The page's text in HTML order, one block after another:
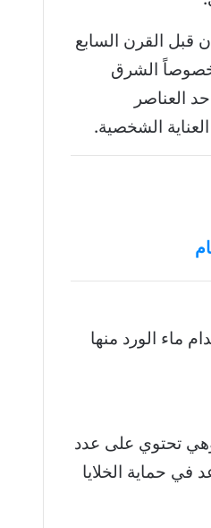
قبل القرن السابع
وخصوصاً الشرق
العناصر
الشخصية.
ماء الورد منها
وهي تحتوي على عدد
في حماية الخلايا